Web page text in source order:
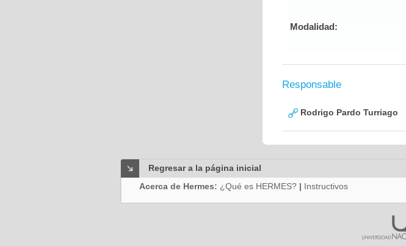
Modalidad:
Responsable
Rodrigo Pardo Turriago
Regresar a la página inicial
Acerca de Hermes: ¿Qué es HERMES? | Instructivos